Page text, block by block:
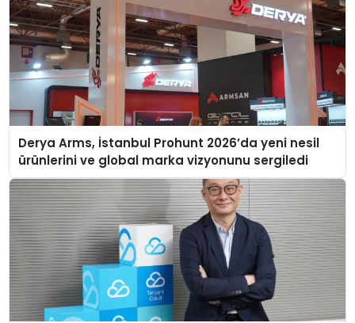
Derya Arms, İstanbul Prohunt 2026’da yeni nesil
ürünlerini ve global marka vizyonunu sergiledi